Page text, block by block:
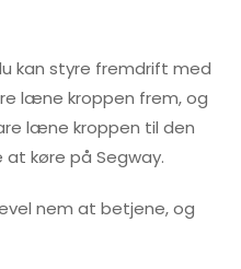
kan styre fremdrift med
læne kroppen frem, og
læne kroppen til den
køre på Segway.
nem at betjene, og